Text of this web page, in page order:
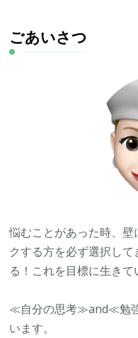
ごあいさつ
悩むことがあった時、
クする方を必ず選択し
る！これを目標に生きて
≪自分の思考≫and≪勉
います。